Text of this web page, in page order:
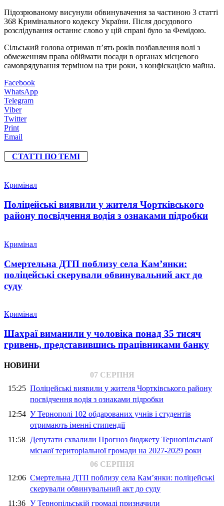
Підозрюваному висунули обвинувачення за частиною 3 статті
368 Кримінального кодексу України. Після досудового
розслідування останнє слово у цій справі було за Фемідою.
Сільський голова отримав п’ять років позбавлення волі з
обмеженням права обіймати посади в органах місцевого
самоврядування терміном на три роки, з конфіскацією майна.
Facebook
WhatsApp
Telegram
Viber
Twitter
Print
Email
СТАТТІ ПО ТЕМІ
Кримінал
Поліцейські виявили у жителя Чортківського
району посвідчення водія з ознаками підробки
Кримінал
Смертельна ДТП поблизу села Кам’янки:
поліцейські скерували обвинувальний акт до
суду
Кримінал
Шахраї виманили у чоловіка понад 35 тисяч
гривень, представившись працівниками банку
НОВИНИ
07 СЕРПНЯ
15:25 Поліцейські виявили у жителя Чортківського району
посвідчення водія з ознаками підробки
12:54 У Тернополі 102 обдарованих учнів і студентів
отримають іменні стипендії
11:58 Депутати схвалили Прогноз бюджету Тернопільської
міської територіальної громади на 2027-2029 роки
06 СЕРПНЯ
12:06 Смертельна ДТП поблизу села Кам’янки: поліцейські
скерували обвинувальний акт до суду
11:36 У Тернопільській громаді призначили